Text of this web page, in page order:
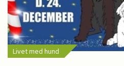
Livet med hund